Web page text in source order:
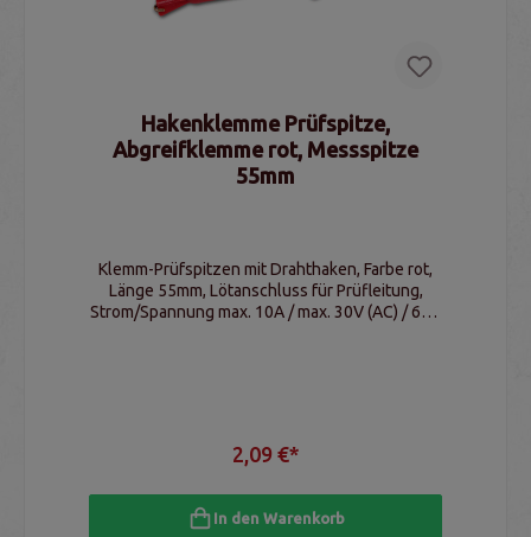
Hakenklemme Prüfspitze,
Abgreifklemme rot, Messspitze
55mm
Klemm-Prüfspitzen mit Drahthaken, Farbe rot,
Länge 55mm, Lötanschluss für Prüfleitung,
Strom/Spannung max. 10A / max. 30V (AC) / 60V
2,09 €*
In den Warenkorb